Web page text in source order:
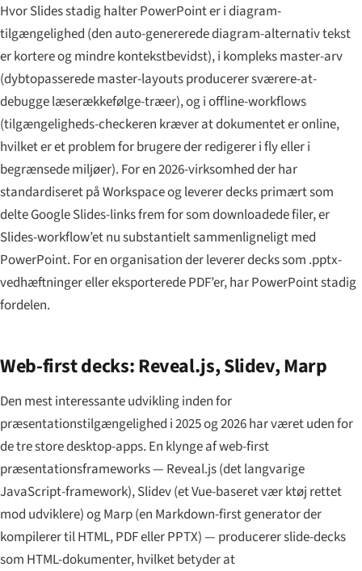
Hvor Slides stadig halter PowerPoint er i diagram-
tilgængelighed (den auto-genererede diagram-alternativ tekst
er kortere og mindre kontekstbevidst), i kompleks master-arv
(dybtopasserede master-layouts producerer sværere-at-
debugge læserækkefølge-træer), og i offline-workflows
(tilgængeligheds-checkeren kræver at dokumentet er online,
hvilket er et problem for brugere der redigerer i fly eller i
begrænsede miljøer). For en 2026-virksomhed der har
standardiseret på Workspace og leverer decks primært som
delte Google Slides-links frem for som downloadede filer, er
Slides-workflow’et nu substantielt sammenligneligt med
PowerPoint. For en organisation der leverer decks som .pptx-
vedhæftninger eller eksporterede PDF’er, har PowerPoint stadig
fordelen.
Web-first decks: Reveal.js, Slidev, Marp
Den mest interessante udvikling inden for
præsentationstilgængelighed i 2025 og 2026 har været uden for
de tre store desktop-apps. En klynge af web-first
præsentationsframeworks — Reveal.js (det langvarige
JavaScript-framework), Slidev (et Vue-baseret vær ktøj rettet
mod udviklere) og Marp (en Markdown-first generator der
kompilerer til HTML, PDF eller PPTX) — producerer slide-decks
som HTML-dokumenter, hvilket betyder at